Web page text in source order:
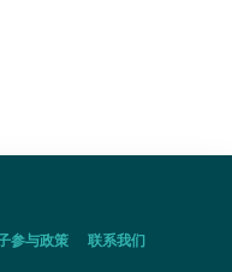
参与政策
联系我们